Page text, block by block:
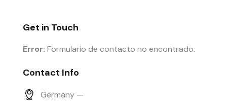
Get in Touch
Error: Formulario de contacto no encontrado.
Contact Info
Germany —